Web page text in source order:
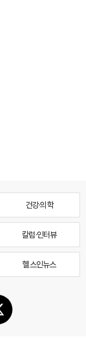
건강·의학
칼럼·인터뷰
헬스인뉴스